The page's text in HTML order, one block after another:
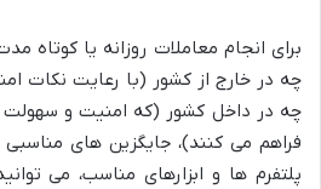
برای انجام معاملات روزانه یا کوتاه
چه در داخل کشور (که امنیت و سهولت
فراهم می کنند)، جایگزین های مناسبی
پلتفرم ها و ابزارهای مناسب، می